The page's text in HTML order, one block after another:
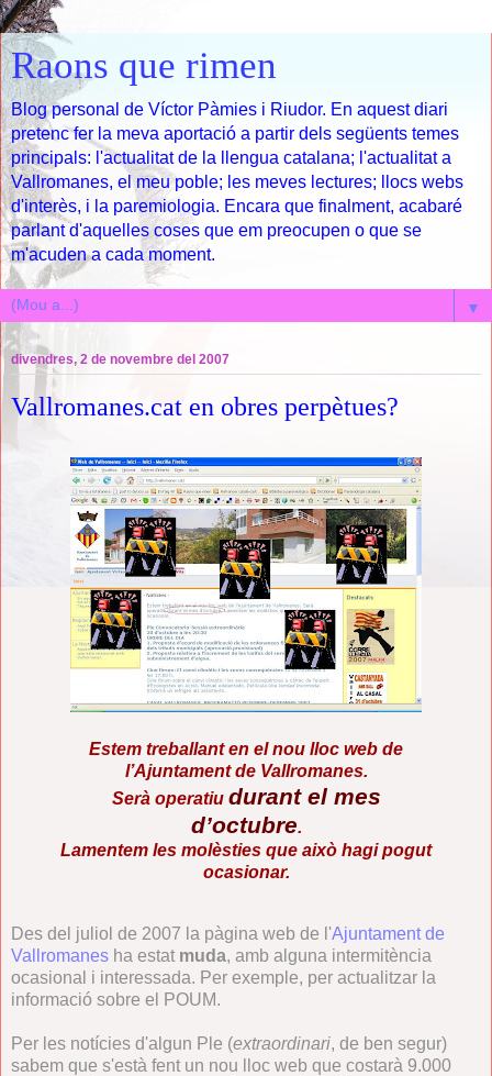
Raons que rimen
Blog personal de Víctor Pàmies i Riudor. En aquest diari
pretenc fer la meva aportació a partir dels següents temes
principals: l'actualitat de la llengua catalana; l'actualitat a
Vallromanes, el meu poble; les meves lectures; llocs webs
d'interès, i la paremiologia. Encara que finalment, acabaré
parlant d'aquelles coses que em preocupen o que se
m'acuden a cada moment.
▼
divendres, 2 de novembre del 2007
Vallromanes.cat en obres perpètues?
Estem treballant en el nou lloc web de
l’Ajuntament de Vallromanes.
Serà operatiu durant el mes
d’octubre.
Lamentem les molèsties que això hagi pogut
ocasionar.
Des del juliol de 2007 la pàgina web de l'Ajuntament de
Vallromanes ha estat muda, amb alguna intermitència
ocasional i interessada. Per exemple, per actualitzar la
informació sobre el POUM.
Per les notícies d'algun Ple (extraordinari, de ben segur)
sabem que s'està fent un nou lloc web que costarà 9.000